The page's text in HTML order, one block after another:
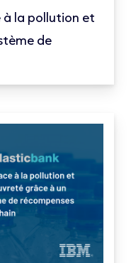
à la pollution et
de